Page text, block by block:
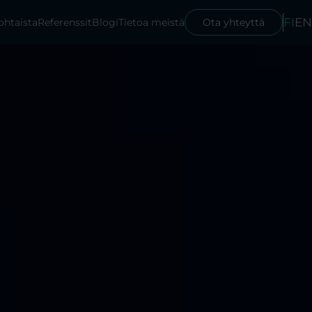
ReferenssitBlogiTietoa meistä Ota yhteyttä FI EN